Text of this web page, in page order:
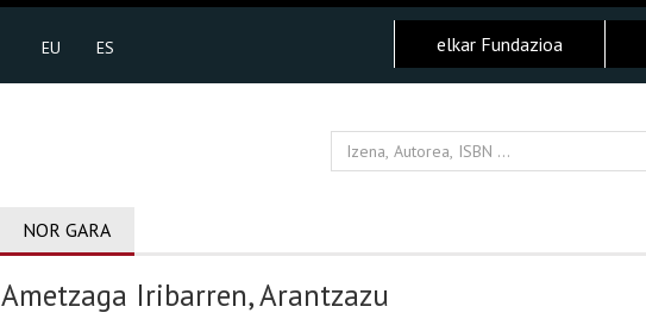
EU ES elkar Fundazioa
NOR GARA
Ametzaga Iribarren, Arantzazu